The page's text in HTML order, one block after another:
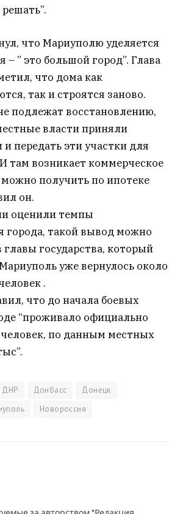
что Мариуполю уделяется
” это большой город”. Глава
что дома как
так и строятся заново.
подлежат восстановлению,
власти приняли
передать эти участки для
там возникает коммерческое
получить по ипотеке
он.
оценили темпы
города, такой вывод можно
главы государства, который
уже вернулось около
.
что до начала боевых
“проживало официально
по данным местных
ДНР Донбасс
Донецк
Новороссия